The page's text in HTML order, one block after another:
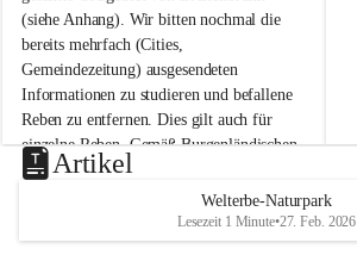
n
n
a
m
N
e
u
s
d
(siehe Anhang). Wir bitten nochmal die
bereits mehrfach (Cities,
Gemeindezeitung) ausgesendeten
Informationen zu studieren und befallene
Reben zu entfernen. Dies gilt auch für
einzelne Reben. Gemäß Burgenländischen
Weinbaugesetz sind nicht gepflegte oder
unzulässige Weingärten zu roden! Bitte
helfen wir zusammen um unsere Winzer
vor den prognostizierten Ernteausfällen
u
e
d
Artikel
Welterbe-Naturpark
Lesezeit 1 Minute•27. Feb. 2026